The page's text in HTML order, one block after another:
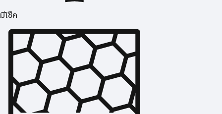
มีโช๊ค